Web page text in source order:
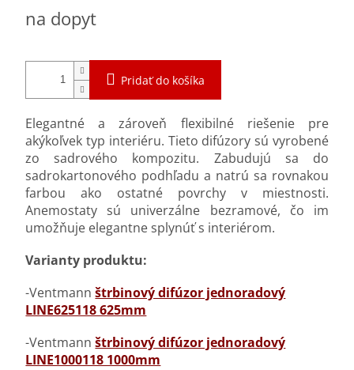
cena:
na dopyt
Pridať do košíka
Elegantné a zároveň flexibilné riešenie pre
akýkoľvek typ interiéru. Tieto difúzory sú vyrobené
zo sadrového kompozitu. Zabudujú sa do
sadrokartonového podhľadu a natrú sa rovnakou
farbou ako ostatné povrchy v miestnosti.
Anemostaty sú univerzálne bezramové, čo im
umožňuje elegantne splynúť s interiérom.
Varianty produktu:
-Ventmann štrbinový difúzor jednoradový
LINE625118 625mm
-Ventmann štrbinový difúzor jednoradový
LINE1000118 1000mm